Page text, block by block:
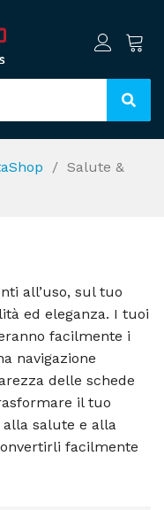
Salute &
all’uso, sul tuo
ed eleganza. I tuoi
facilmente i
navigazione
delle schede
il tuo
salute e alla
facilmente